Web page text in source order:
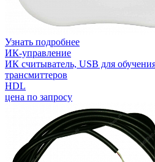
Узнать подробнее
ИК-управление
ИК считыватель, USB для
трансмиттеров
HDL
цена по запросу